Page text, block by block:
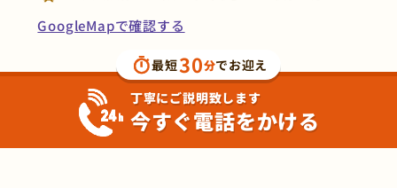
GoogleMapで確認する
最短30分でお迎え
丁寧にご説明致します
今すぐ電話をかける